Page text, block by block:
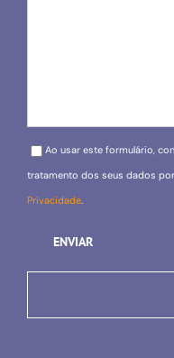
Please leave this field empty.
Ao usar este formulário,
tratamento dos seus dados
Privacidade.